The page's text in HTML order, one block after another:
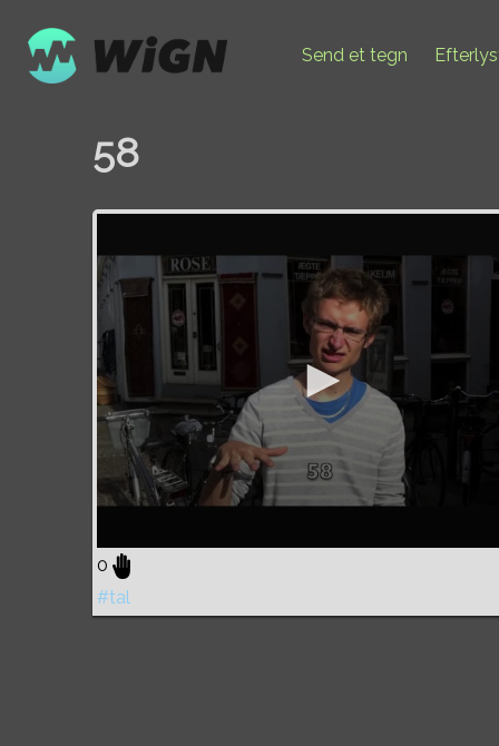
Send et tegn
58
0
#tal